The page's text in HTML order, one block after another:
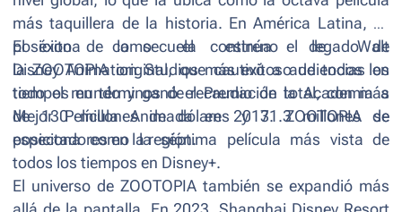
más taquillera de la historia. En América Latina, se
posiciona como el estreno de Walt
Disney Animation Studios más exitoso de todos los
tiempos en términos de recaudación total, con más
de 130 millones de dólares y 31.3 millones de
espectadores en la región.
El éxito de la secuela continúa el legado de
laZOOTOPIA original, que cautivó a audiencias en
todo el mundo y ganó el Premio de la Academia a
Mejor Película Animada en 2017.ZOOTOPIA
se
posiciona como la séptima película más vista de
todos los tiempos en Disney+.
El universo de ZOOTOPIA también se expandió más